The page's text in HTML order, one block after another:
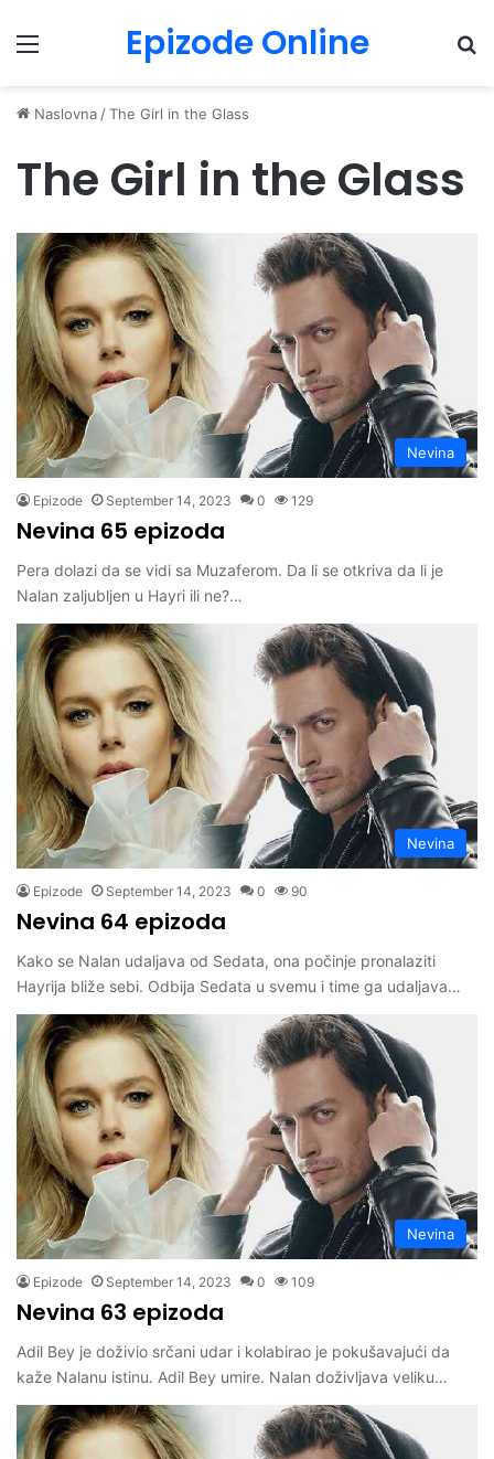
Menu Epizode Online
Naslovna /The Girl in the Glass
The Girl in the Glass
Nevina
Epizode September 14, 2023 0 129
Nevina 65 epizoda
Pera dolazi da se vidi sa Muzaferom. Da li se otkriva da li je
Nalan zaljubljen u Hayri ili ne?…
Nevina
Epizode September 14, 2023 0 90
Nevina 64 epizoda
Kako se Nalan udaljava od Sedata, ona počinje pronalaziti
Hayrija bliže sebi. Odbija Sedata u svemu i time ga udaljava…
Nevina
Epizode September 14, 2023 0 109
Nevina 63 epizoda
Adil Bey je doživio srčani udar i kolabirao je pokušavajući da
kaže Nalanu istinu. Adil Bey umire. Nalan doživljava veliku…